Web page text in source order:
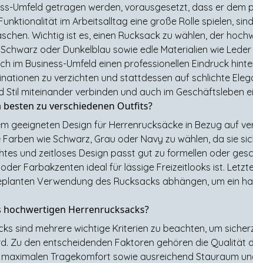
Umfeld getragen werden, vorausgesetzt, dass er dem
im Arbeitsalltag eine große Rolle spielen,
Wichtig ist es, einen Rucksack zu wählen, der
oder Dunkelblau sowie edle Materialien wie
im Business-Umfeld einen professionellen Eindruck
zu verzichten und stattdessen auf schlichte
miteinander verbinden und auch im Geschäftsleben
zu verschiedenen Outfits?
geeigneten Design für Herrenrucksäcke in Bezug auf
wie Schwarz, Grau oder Navy zu wählen, da sie
und zeitloses Design passt gut zu formellen oder
Farbakzenten ideal für lässige Freizeitlooks ist.
Verwendung des Rucksacks abhängen, um ein
Herrenrucksacks?
sind mehrere wichtige Kriterien zu beachten, um
Zu den entscheidenden Faktoren gehören die Qualität
Tragekomfort sowie ausreichend Stauraum